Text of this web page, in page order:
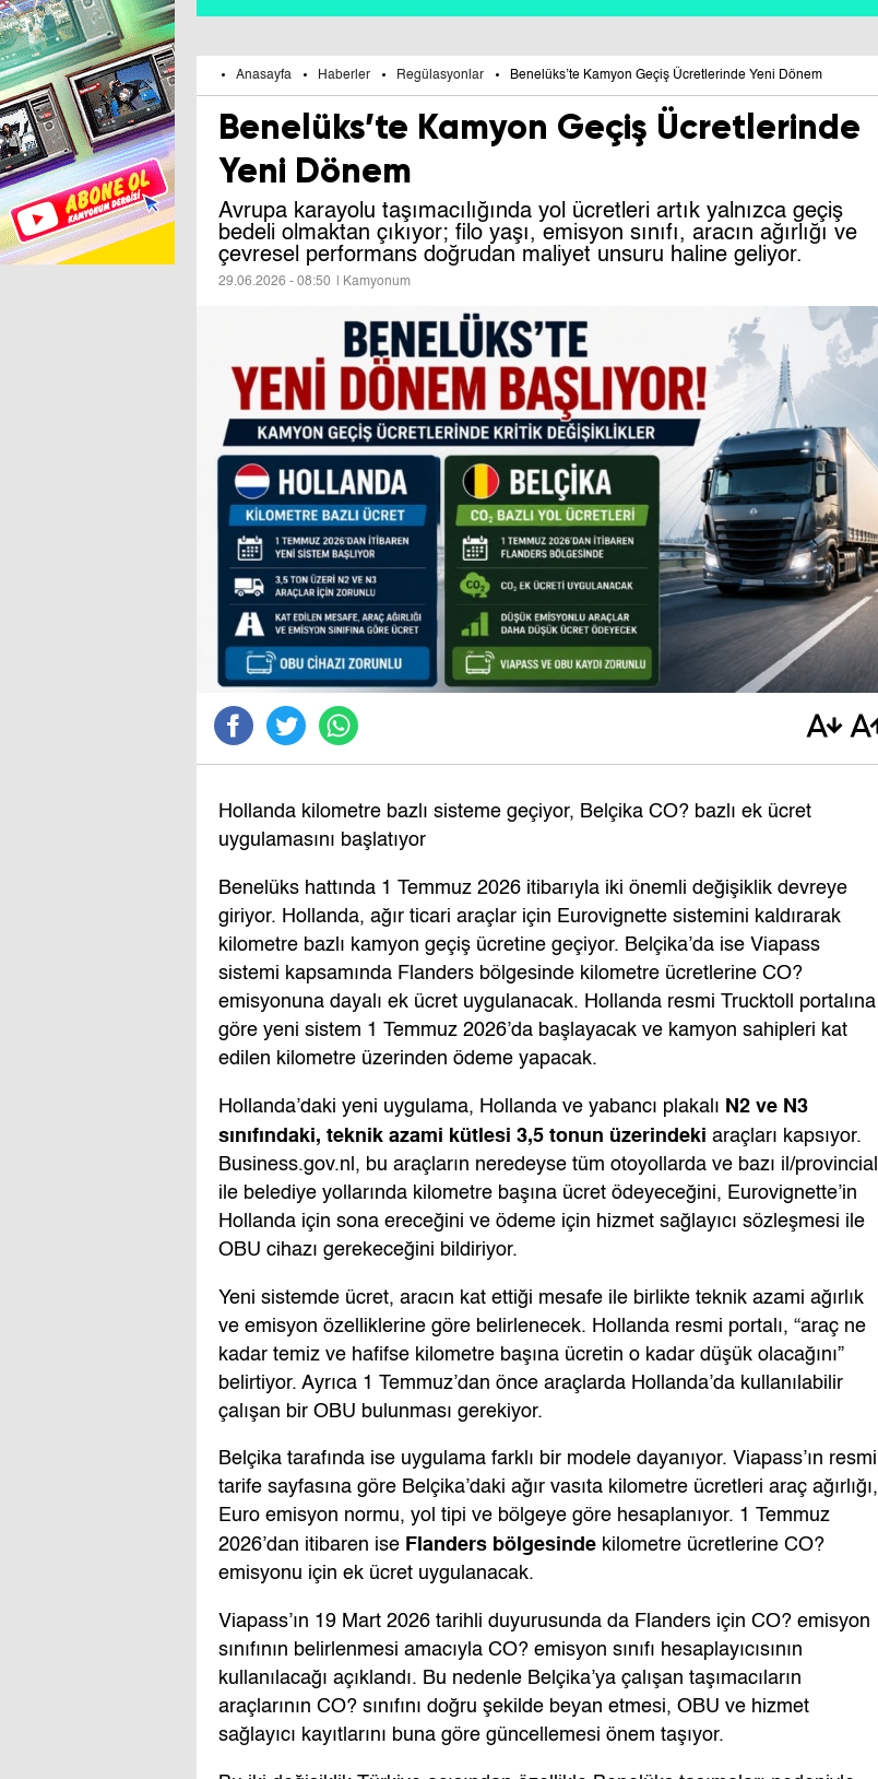
Anasayfa Haberler Regülasyonlar Benelüks’te Kamyon Geçiş Ücretlerinde Yeni Dönem
Benelüks’te Kamyon Geçiş Ücretlerinde
Yeni Dönem
Avrupa karayolu taşımacılığında yol ücretleri artık yalnızca geçiş
bedeli olmaktan çıkıyor; filo yaşı, emisyon sınıfı, aracın ağırlığı ve
çevresel performans doğrudan maliyet unsuru haline geliyor.
29.06.2026 - 08:50 | Kamyonum
Hollanda kilometre bazlı sisteme geçiyor, Belçika CO? bazlı ek ücret
uygulamasını başlatıyor
Benelüks hattında 1 Temmuz 2026 itibarıyla iki önemli değişiklik devreye
giriyor. Hollanda, ağır ticari araçlar için Eurovignette sistemini kaldırarak
kilometre bazlı kamyon geçiş ücretine geçiyor. Belçika’da ise Viapass
sistemi kapsamında Flanders bölgesinde kilometre ücretlerine CO?
emisyonuna dayalı ek ücret uygulanacak. Hollanda resmi Trucktoll portalına
göre yeni sistem 1 Temmuz 2026’da başlayacak ve kamyon sahipleri kat
edilen kilometre üzerinden ödeme yapacak.
Hollanda’daki yeni uygulama, Hollanda ve yabancı plakalı N2 ve N3
sınıfındaki, teknik azami kütlesi 3,5 tonun üzerindeki araçları kapsıyor.
Business.gov.nl, bu araçların neredeyse tüm otoyollarda ve bazı il/provincial
ile belediye yollarında kilometre başına ücret ödeyeceğini, Eurovignette’in
Hollanda için sona ereceğini ve ödeme için hizmet sağlayıcı sözleşmesi ile
OBU cihazı gerekeceğini bildiriyor.
Yeni sistemde ücret, aracın kat ettiği mesafe ile birlikte teknik azami ağırlık
ve emisyon özelliklerine göre belirlenecek. Hollanda resmi portalı, “araç ne
kadar temiz ve hafifse kilometre başına ücretin o kadar düşük olacağını”
belirtiyor. Ayrıca 1 Temmuz’dan önce araçlarda Hollanda’da kullanılabilir
çalışan bir OBU bulunması gerekiyor.
Belçika tarafında ise uygulama farklı bir modele dayanıyor. Viapass’ın resmi
tarife sayfasına göre Belçika’daki ağır vasıta kilometre ücretleri araç ağırlığı,
Euro emisyon normu, yol tipi ve bölgeye göre hesaplanıyor. 1 Temmuz
2026’dan itibaren ise Flanders bölgesinde kilometre ücretlerine CO?
emisyonu için ek ücret uygulanacak.
Viapass’ın 19 Mart 2026 tarihli duyurusunda da Flanders için CO? emisyon
sınıfının belirlenmesi amacıyla CO? emisyon sınıfı hesaplayıcısının
kullanılacağı açıklandı. Bu nedenle Belçika’ya çalışan taşımacıların
araçlarının CO? sınıfını doğru şekilde beyan etmesi, OBU ve hizmet
sağlayıcı kayıtlarını buna göre güncellemesi önem taşıyor.